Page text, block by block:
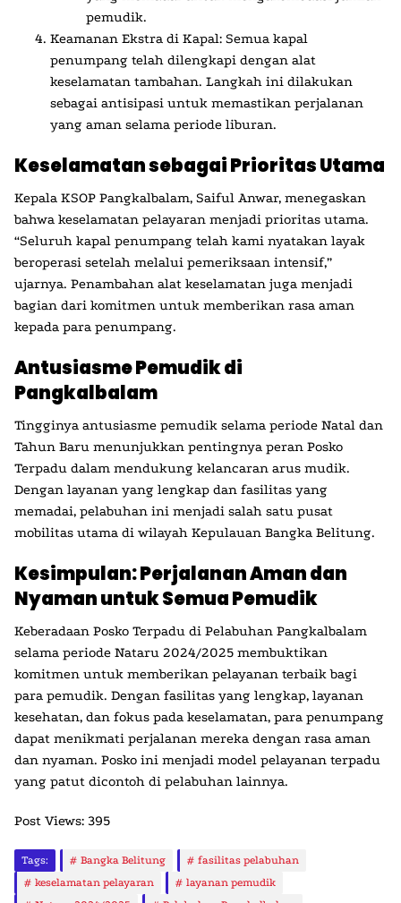
pemudik.
Keamanan Ekstra di Kapal: Semua kapal
penumpang telah dilengkapi dengan alat
keselamatan tambahan. Langkah ini dilakukan
sebagai antisipasi untuk memastikan perjalanan
yang aman selama periode liburan.
Keselamatan sebagai Prioritas Utama
Kepala KSOP Pangkalbalam, Saiful Anwar, menegaskan
bahwa keselamatan pelayaran menjadi prioritas utama.
“Seluruh kapal penumpang telah kami nyatakan layak
beroperasi setelah melalui pemeriksaan intensif,”
ujarnya. Penambahan alat keselamatan juga menjadi
bagian dari komitmen untuk memberikan rasa aman
kepada para penumpang.
Antusiasme Pemudik di
Pangkalbalam
Tingginya antusiasme pemudik selama periode Natal dan
Tahun Baru menunjukkan pentingnya peran Posko
Terpadu dalam mendukung kelancaran arus mudik.
Dengan layanan yang lengkap dan fasilitas yang
memadai, pelabuhan ini menjadi salah satu pusat
mobilitas utama di wilayah Kepulauan Bangka Belitung.
Kesimpulan: Perjalanan Aman dan
Nyaman untuk Semua Pemudik
Keberadaan Posko Terpadu di Pelabuhan Pangkalbalam
selama periode Nataru 2024/2025 membuktikan
komitmen untuk memberikan pelayanan terbaik bagi
para pemudik. Dengan fasilitas yang lengkap, layanan
kesehatan, dan fokus pada keselamatan, para penumpang
dapat menikmati perjalanan mereka dengan rasa aman
dan nyaman. Posko ini menjadi model pelayanan terpadu
yang patut dicontoh di pelabuhan lainnya.
Post Views: 395
Tags: Bangka Belitung
fasilitas pelabuhan
keselamatan pelayaran
layanan pemudik